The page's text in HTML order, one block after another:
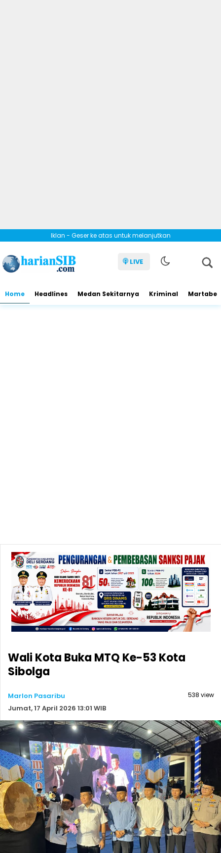
Iklan - Geser ke atas untuk melanjutkan
LIVE
Home Headlines Medan Sekitarnya Kriminal Martabe
Wali Kota Buka MTQ Ke-53 Kota
Sibolga
Marlon Pasaribu
Jumat, 17 April 2026 13:01 WIB
538 view